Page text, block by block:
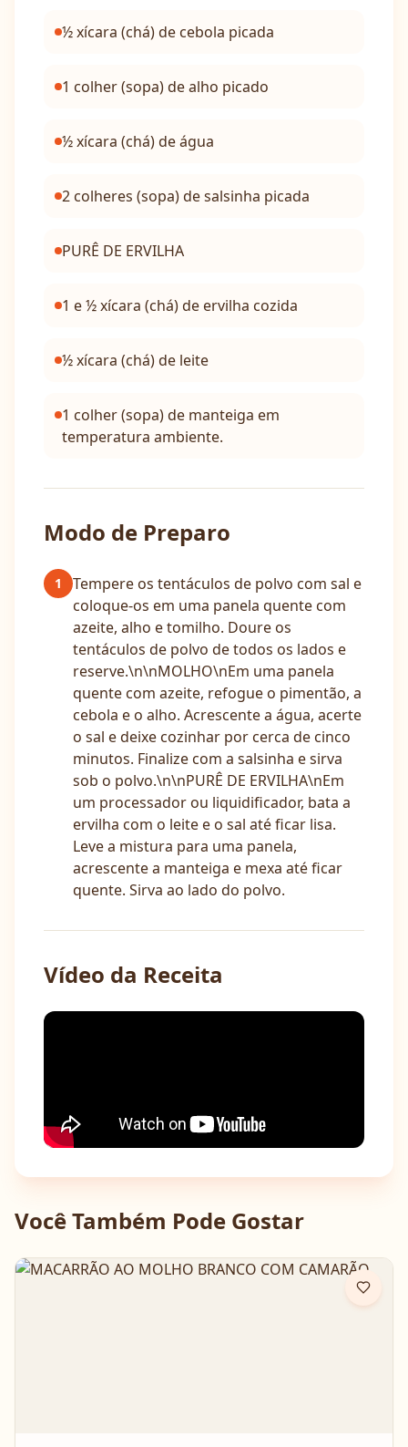
½ xícara (chá) de cebola picada
1 colher (sopa) de alho picado
½ xícara (chá) de água
2 colheres (sopa) de salsinha picada
PURÊ DE ERVILHA
1 e ½ xícara (chá) de ervilha cozida
½ xícara (chá) de leite
1 colher (sopa) de manteiga em
temperatura ambiente.
Modo de Preparo
1
Tempere os tentáculos de polvo com sal e
coloque-os em uma panela quente com
azeite, alho e tomilho. Doure os
tentáculos de polvo de todos os lados e
reserve.\n\nMOLHO\nEm uma panela
quente com azeite, refogue o pimentão, a
cebola e o alho. Acrescente a água, acerte
o sal e deixe cozinhar por cerca de cinco
minutos. Finalize com a salsinha e sirva
sob o polvo.\n\nPURÊ DE ERVILHA\nEm
um processador ou liquidificador, bata a
ervilha com o leite e o sal até ficar lisa.
Leve a mistura para uma panela,
acrescente a manteiga e mexa até ficar
quente. Sirva ao lado do polvo.
Vídeo da Receita
Você Também Pode Gostar